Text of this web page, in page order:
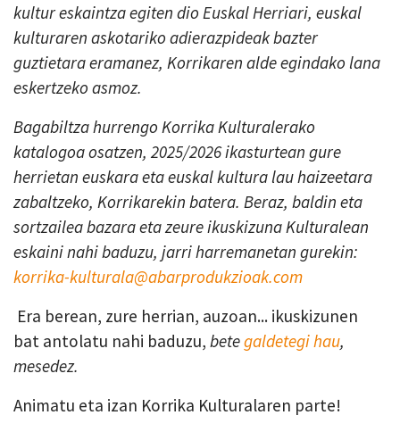
kultur eskaintza egiten dio Euskal Herriari, euskal
kulturaren askotariko adierazpideak bazter
guztietara eramanez, Korrikaren alde egindako lana
eskertzeko asmoz.
Bagabiltza hurrengo Korrika Kulturalerako
katalogoa osatzen, 2025/2026 ikasturtean gure
herrietan euskara eta euskal kultura lau haizeetara
zabaltzeko, Korrikarekin batera. Beraz, baldin eta
sortzailea bazara eta zeure ikuskizuna Kulturalean
eskaini nahi baduzu, jarri harremanetan gurekin:
korrika-kulturala@abarprodukzioak.com
Era berean, zure herrian, auzoan... ikuskizunen
bat antolatu nahi baduzu, betegaldetegi hau,
mesedez.
Animatu eta izan Korrika Kulturalaren parte!